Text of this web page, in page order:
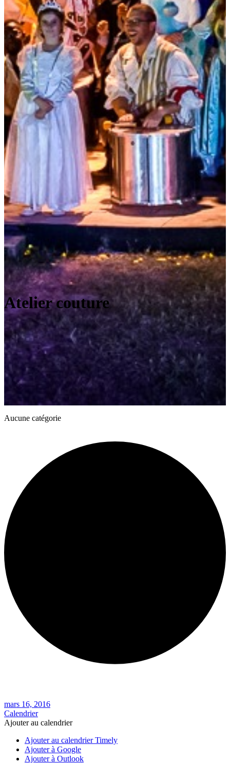
Atelier couture
Aucune catégorie
mars 16, 2016
Calendrier
Ajouter au calendrier
Ajouter au calendrier Timely
Ajouter à Google
Ajouter à Outlook